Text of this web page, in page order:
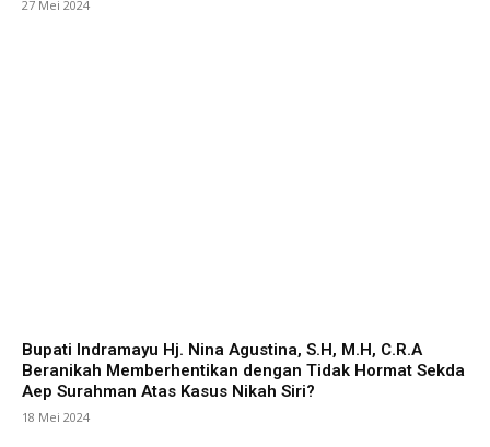
27 Mei 2024
Bupati Indramayu Hj. Nina Agustina, S.H, M.H, C.R.A
Beranikah Memberhentikan dengan Tidak Hormat Sekda
Aep Surahman Atas Kasus Nikah Siri?
18 Mei 2024